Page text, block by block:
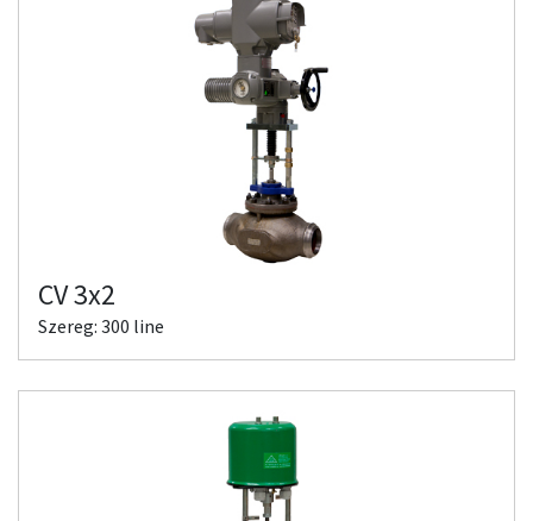
CV 3x2
Szereg: 300 line